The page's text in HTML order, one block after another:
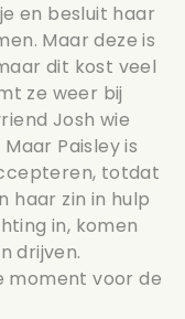
en besluit haar
Maar deze is
dit kost veel
ze weer bij
Josh wie
Paisley is
totdat
haar zin in hulp
in, komen
drijven.
moment voor de